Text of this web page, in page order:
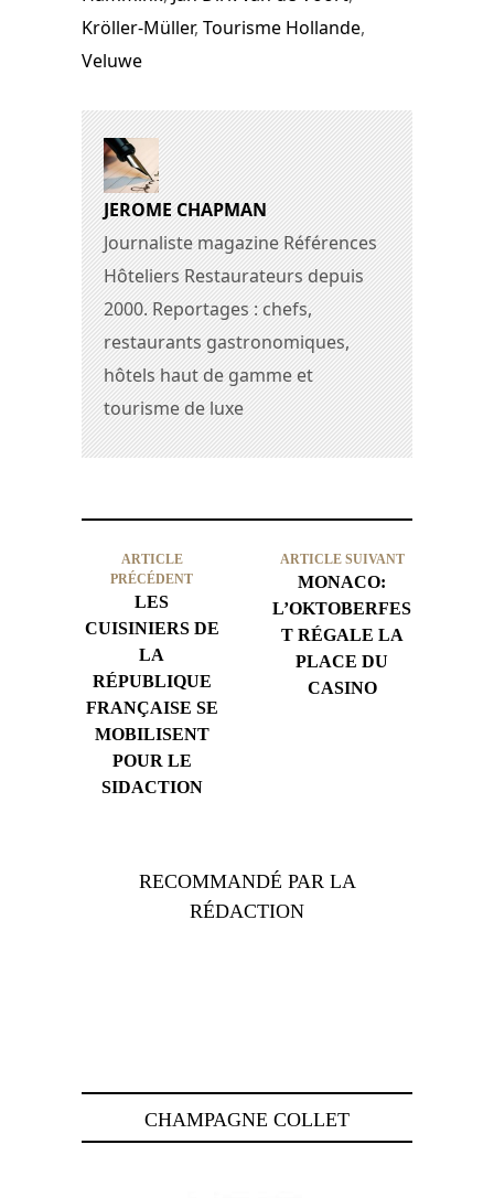
Kröller-Müller, Tourisme Hollande,
Veluwe
JEROME CHAPMAN
Journaliste magazine Références
Hôteliers Restaurateurs depuis
2000. Reportages : chefs,
restaurants gastronomiques,
hôtels haut de gamme et
tourisme de luxe
ARTICLE
PRÉCÉDENT
LES
CUISINIERS DE
LA
RÉPUBLIQUE
FRANÇAISE SE
MOBILISENT
POUR LE
SIDACTION
ARTICLE SUIVANT
MONACO:
L’OKTOBERFES
T RÉGALE LA
PLACE DU
CASINO
RECOMMANDÉ PAR LA
RÉDACTION
CHAMPAGNE COLLET